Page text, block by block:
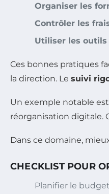
Organiser les
Contrôler les
Utiliser les
Ces bonnes pratiques
la direction. Le suivi
Un exemple notable
réorganisation digitale.
Dans ce domaine,
CHECKLIST POUR
Planifier le